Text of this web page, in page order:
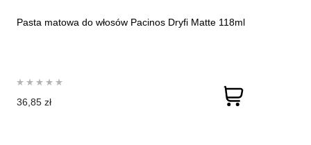
Pasta matowa do włosów Pacinos Dryfi Matte 118ml
36,85 zł